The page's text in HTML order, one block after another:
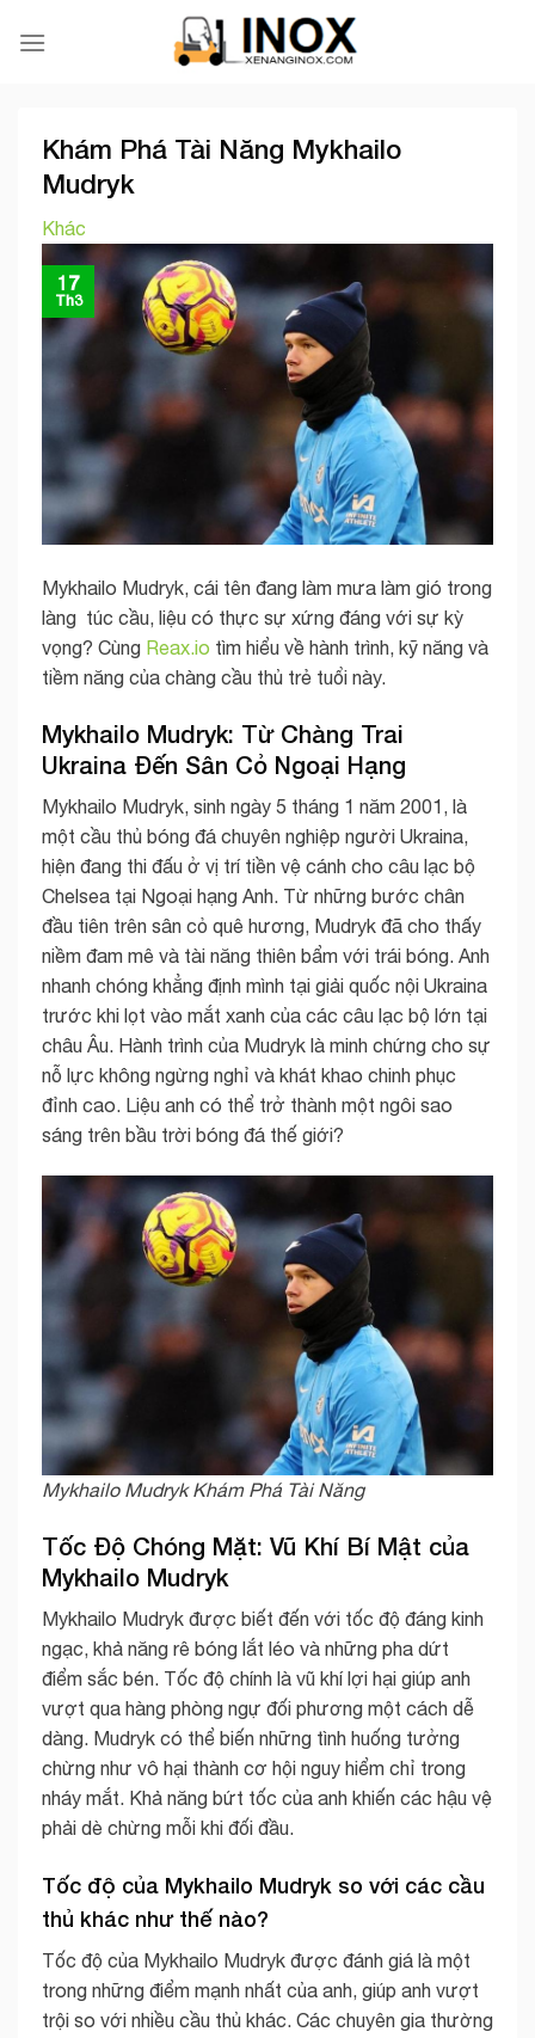
Khám Phá Tài Năng Mykhailo
Mudryk
Khác
17
Th3
Mykhailo Mudryk, cái tên đang làm mưa làm gió trong
làng túc cầu, liệu có thực sự xứng đáng với sự kỳ
vọng? Cùng Reax.io tìm hiểu về hành trình, kỹ năng và
tiềm năng của chàng cầu thủ trẻ tuổi này.
Mykhailo Mudryk: Từ Chàng Trai
Ukraina Đến Sân Cỏ Ngoại Hạng
Mykhailo Mudryk, sinh ngày 5 tháng 1 năm 2001, là
một cầu thủ bóng đá chuyên nghiệp người Ukraina,
hiện đang thi đấu ở vị trí tiền vệ cánh cho câu lạc bộ
Chelsea tại Ngoại hạng Anh. Từ những bước chân
đầu tiên trên sân cỏ quê hương, Mudryk đã cho thấy
niềm đam mê và tài năng thiên bẩm với trái bóng. Anh
nhanh chóng khẳng định mình tại giải quốc nội Ukraina
trước khi lọt vào mắt xanh của các câu lạc bộ lớn tại
châu Âu. Hành trình của Mudryk là minh chứng cho sự
nỗ lực không ngừng nghỉ và khát khao chinh phục
đỉnh cao. Liệu anh có thể trở thành một ngôi sao
sáng trên bầu trời bóng đá thế giới?
Mykhailo Mudryk Khám Phá Tài Năng
Tốc Độ Chóng Mặt: Vũ Khí Bí Mật của
Mykhailo Mudryk
Mykhailo Mudryk được biết đến với tốc độ đáng kinh
ngạc, khả năng rê bóng lắt léo và những pha dứt
điểm sắc bén. Tốc độ chính là vũ khí lợi hại giúp anh
vượt qua hàng phòng ngự đối phương một cách dễ
dàng. Mudryk có thể biến những tình huống tưởng
chừng như vô hại thành cơ hội nguy hiểm chỉ trong
nháy mắt. Khả năng bứt tốc của anh khiến các hậu vệ
phải dè chừng mỗi khi đối đầu.
Tốc độ của Mykhailo Mudryk so với các cầu
thủ khác như thế nào?
Tốc độ của Mykhailo Mudryk được đánh giá là một
trong những điểm mạnh nhất của anh, giúp anh vượt
trội so với nhiều cầu thủ khác. Các chuyên gia thường